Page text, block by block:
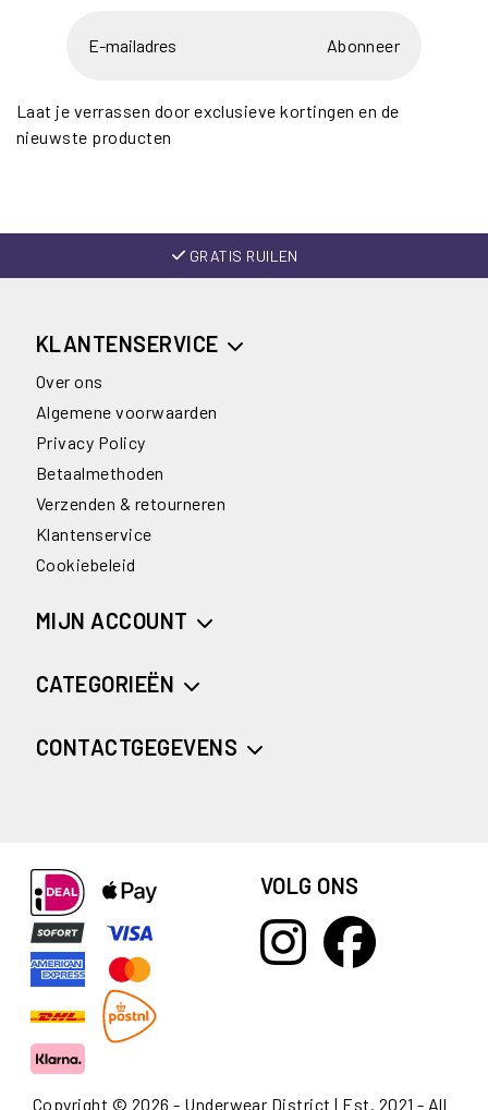
Abonneer
Laat je verrassen door exclusieve kortingen en de
nieuwste producten
GRATIS RUILEN
KLANTENSERVICE
Over ons
Algemene voorwaarden
Privacy Policy
Betaalmethoden
Verzenden & retourneren
Klantenservice
Cookiebeleid
MIJN ACCOUNT
CATEGORIEËN
CONTACTGEGEVENS
VOLG ONS
Copyright © 2026 - Underwear District | Est. 2021 - All